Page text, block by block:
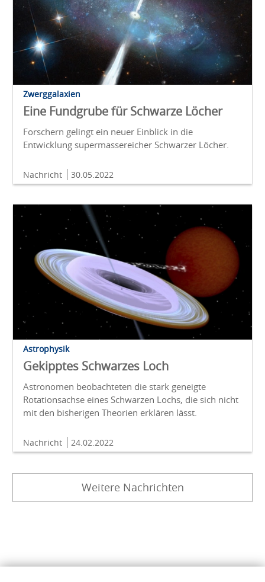
Zwerggalaxien
Eine Fundgrube für Schwarze Löcher
Forschern gelingt ein neuer Einblick in die
Entwicklung supermassereicher Schwarzer Löcher.
Nachricht 30.05.2022
Astrophysik
Gekipptes Schwarzes Loch
Astronomen beobachteten die stark geneigte
Rotationsachse eines Schwarzen Lochs, die sich nicht
mit den bisherigen Theorien erklären lässt.
Nachricht 24.02.2022
Weitere Nachrichten